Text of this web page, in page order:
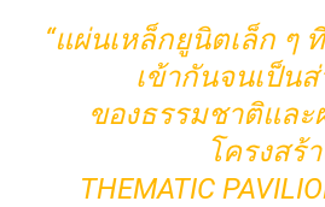
“แผ่นเหล็กยูนิตเล็ก ๆ
เข้ากันจนเป็น
ของธรรมชาติและ
โครงสร้
THEMATIC